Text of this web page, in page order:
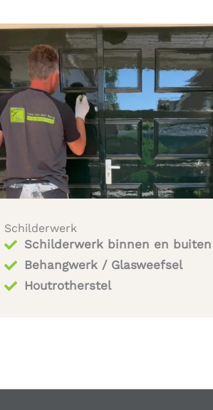
Schilderwerk
Schilderwerk binnen en buiten
Behangwerk / Glasweefsel
Houtrotherstel​